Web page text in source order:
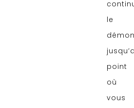
le
point
où
vous